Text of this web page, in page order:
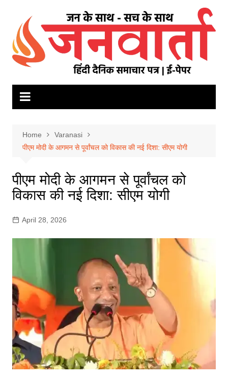
content
Home
Varanasi
पीएम मोदी के आगमन से पूर्वांचल को विकास की नई दिशा: सीएम योगी
पीएम मोदी के आगमन से पूर्वांचल को
विकास की नई दिशा: सीएम योगी
April 28, 2026